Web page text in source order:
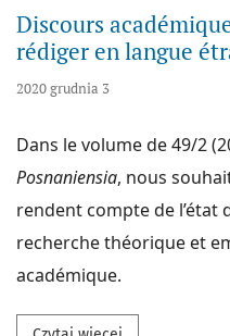
Discours
rédiger en langue
2020 grudnia 3
Dans le volume de 49/2
Posnaniensia, nous
rendent compte de l’état
recherche théorique et
académique.